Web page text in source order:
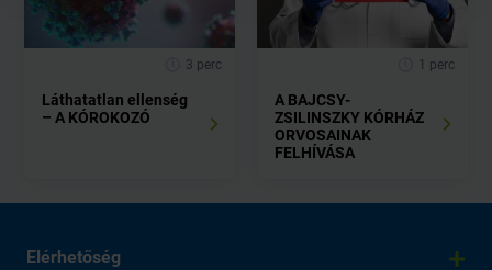
3 perc
Láthatatlan ellenség
– A KÓROKOZÓ
1 perc
A BAJCSY-
ZSILINSZKY KÓRHÁZ
ORVOSAINAK
FELHÍVÁSA
Elérhetőség